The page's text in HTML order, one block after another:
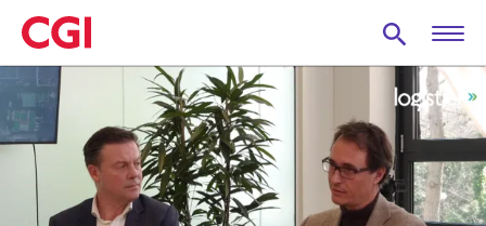
Skip
to
main
content